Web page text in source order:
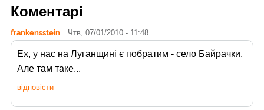
Коментарі
frankensstein Чтв, 07/01/2010 - 11:48
Ех, у нас на Луганщині є побратим - село Байрачки.
Але там таке...
відповісти